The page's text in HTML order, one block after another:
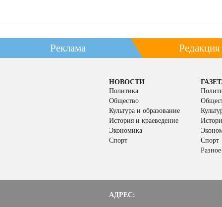
Реклама Редакция
НОВОСТИ
Политика
Общество
Культура и образование
История и краеведение
Экономика
Спорт
Спорт
Разное
АДРЕС: